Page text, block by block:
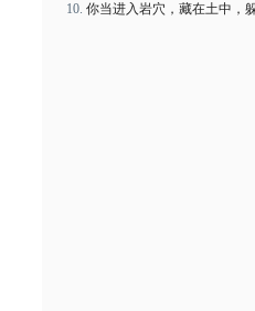
你当进入岩穴，藏在土中，